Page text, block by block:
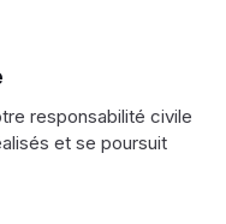
responsabilité civile
et se poursuit